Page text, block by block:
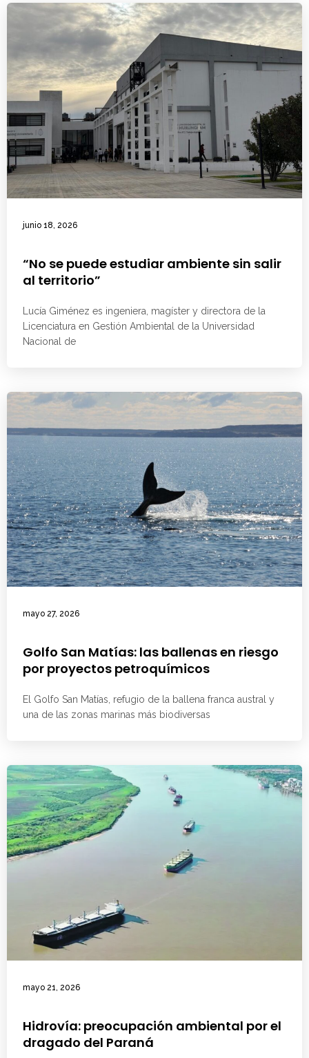
junio 18, 2026
“No se puede estudiar ambiente sin salir
al territorio”
Lucía Giménez es ingeniera, magíster y directora de la
Licenciatura en Gestión Ambiental de la Universidad
Nacional de
mayo 27, 2026
Golfo San Matías: las ballenas en riesgo
por proyectos petroquímicos
El Golfo San Matías, refugio de la ballena franca austral y
una de las zonas marinas más biodiversas
mayo 21, 2026
Hidrovía: preocupación ambiental por el
dragado del Paraná